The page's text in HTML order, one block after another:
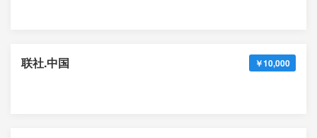
联社.中国 ￥10,000